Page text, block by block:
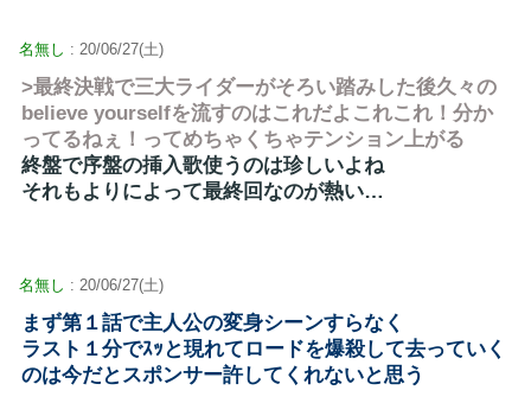
名無し : 20/06/27(土)
>最終決戦で三大ライダーがそろい踏みした後久々の
believe yourselfを流すのはこれだよこれこれ！分か
ってるねぇ！ってめちゃくちゃテンション上がる
終盤で序盤の挿入歌使うのは珍しいよね
それもよりによって最終回なのが熱い…
名無し : 20/06/27(土)
まず第１話で主人公の変身シーンすらなく
ラスト１分でｽｯと現れてロードを爆殺して去っていく
のは今だとスポンサー許してくれないと思う